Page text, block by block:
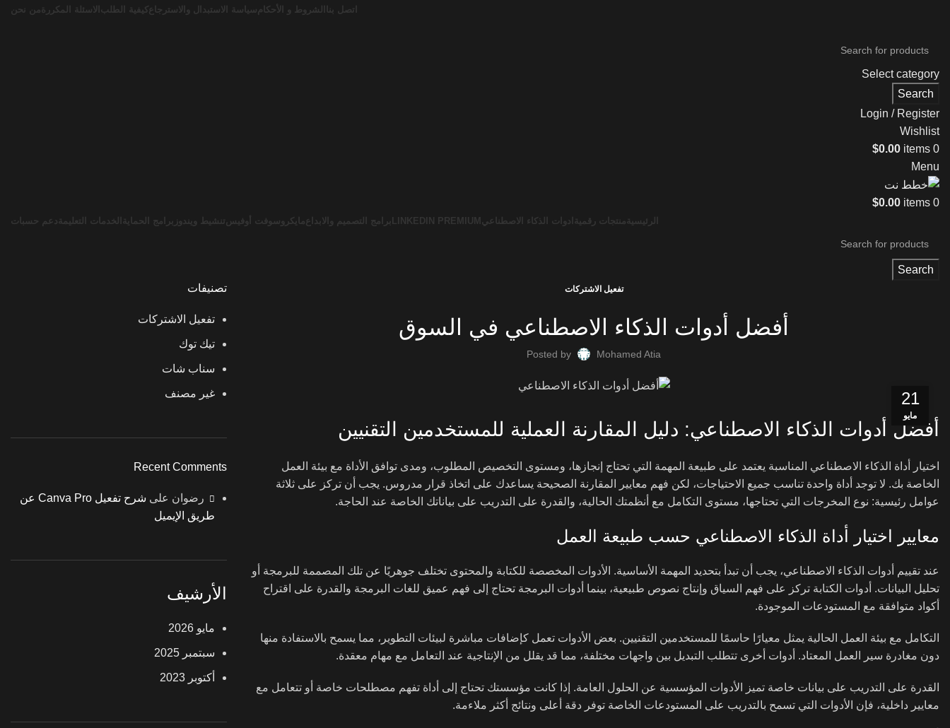
اتصل بنا الشروط و الأحكامسياسة الاستبدال والاسترجاعكيفية الطلب الاسئلة المكررةمن نحن
Select category
Search
Login / Register
Wishlist
0
items
$0.00
Menu
0
items
$0.00
الرئيسية منتجات رقمية ادوات الذكاء الاصطناعي LINKEDIN PREMIUM برامج التصميم والابداعمايكروسوفت أوفيستنشيط ويندوز برامج الحماية الخدمات التعليمة دعم حسبات
Search
تفعيل الاشتركات
أفضل أدوات الذكاء الاصطناعي في السوق
Posted by Mohamed Atia
21
مايو
أفضل أدوات الذكاء الاصطناعي: دليل المقارنة العملية للمستخدمين التقنيين
اختيار أداة الذكاء الاصطناعي المناسبة يعتمد على طبيعة المهمة التي تحتاج إنجازها، ومستوى التخصيص المطلوب، ومدى توافق الأداة مع بيئة العمل
الخاصة بك. لا توجد أداة واحدة تناسب جميع الاحتياجات، لكن فهم معايير المقارنة الصحيحة يساعدك على اتخاذ قرار مدروس. يجب أن تركز على ثلاثة
عوامل رئيسية: نوع المخرجات التي تحتاجها، مستوى التكامل مع أنظمتك الحالية، والقدرة على التدريب على بياناتك الخاصة عند الحاجة.
معايير اختيار أداة الذكاء الاصطناعي حسب طبيعة العمل
عند تقييم أدوات الذكاء الاصطناعي، يجب أن تبدأ بتحديد المهمة الأساسية. الأدوات المخصصة للكتابة والمحتوى تختلف جوهريًا عن تلك المصممة للبرمجة أو
تحليل البيانات. أدوات الكتابة تركز على فهم السياق وإنتاج نصوص طبيعية، بينما أدوات البرمجة تحتاج إلى فهم عميق للغات البرمجة والقدرة على اقتراح
أكواد متوافقة مع المستودعات الموجودة.
التكامل مع بيئة العمل الحالية يمثل معيارًا حاسمًا للمستخدمين التقنيين. بعض الأدوات تعمل كإضافات مباشرة لبيئات التطوير، مما يسمح بالاستفادة منها
دون مغادرة سير العمل المعتاد. أدوات أخرى تتطلب التبديل بين واجهات مختلفة، مما قد يقلل من الإنتاجية عند التعامل مع مهام معقدة.
القدرة على التدريب على بيانات خاصة تميز الأدوات المؤسسية عن الحلول العامة. إذا كانت مؤسستك تحتاج إلى أداة تفهم مصطلحات خاصة أو تتعامل مع
معايير داخلية، فإن الأدوات التي تسمح بالتدريب على المستودعات الخاصة توفر دقة أعلى ونتائج أكثر ملاءمة.
تصنيفات
تفعيل الاشتركات
تيك توك
سناب شات
غير مصنف
Recent Comments
رضوان على
شرح تفعيل Canva Pro عن
طريق الإيميل
الأرشيف
مايو 2026
سبتمبر 2025
أكتوبر 2023